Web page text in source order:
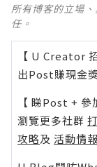
所有博客的立場
任。
【 U Creator
出Post賺現金
【 睇Post + 參
瀏覽更多社群
攻略及 活動情報